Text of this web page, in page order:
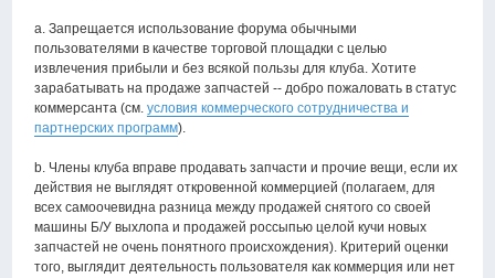
a. Запрещается использование форума обычными
пользователями в качестве торговой площадки с целью
извлечения прибыли и без всякой пользы для клуба. Хотите
зарабатывать на продаже запчастей -- добро пожаловать в статус
коммерсанта (см.условия коммерческого сотрудничества и
партнерских программ).
b. Члены клуба вправе продавать запчасти и прочие вещи, если их
действия не выглядят откровенной коммерцией (полагаем, для
всех самоочевидна разница между продажей снятого со своей
машины Б/У выхлопа и продажей россыпью целой кучи новых
запчастей не очень понятного происхождения). Критерий оценки
того, выглядит деятельность пользователя как коммерция или нет